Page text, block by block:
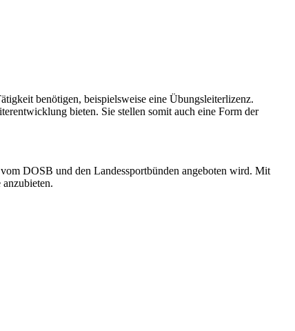
benötigen, beispielsweise eine Übungsleiterlizenz.
bieten. Sie stellen somit auch eine Form der
DOSB und den Landessportbünden angeboten wird. Mit